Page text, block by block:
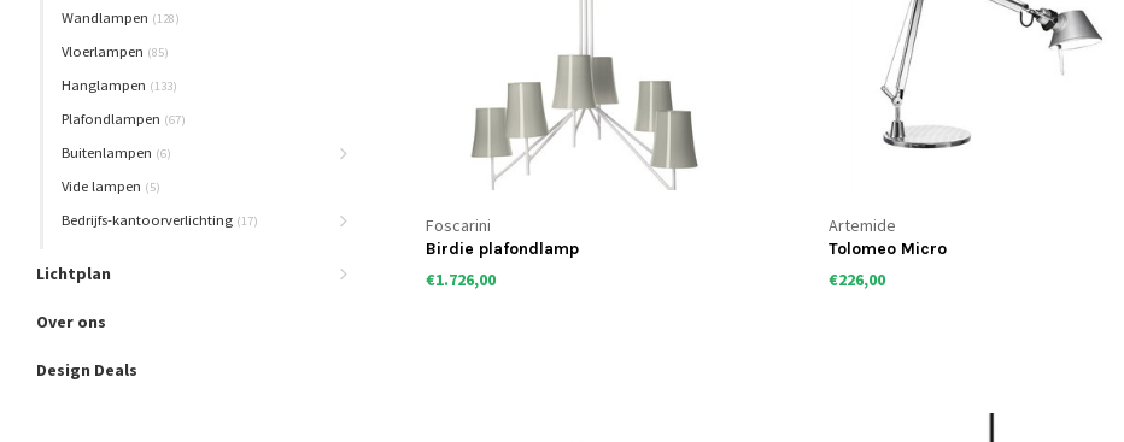
Wandlampen (128)
Vloerlampen (85)
Hanglampen (133)
Plafondlampen (67)
Buitenlampen (6)
Vide lampen (5)
Bedrijfs-kantoorverlichting (17)
Lichtplan
Over ons
Design Deals
Foscarini
Birdie plafondlamp
€1.726,00
Artemide
Tolomeo Micro
€226,00